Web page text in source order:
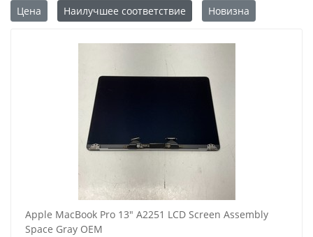
Цена Наилучшее соответствие Новизна
Apple MacBook Pro 13" A2251 LCD Screen Assembly
Space Gray OEM